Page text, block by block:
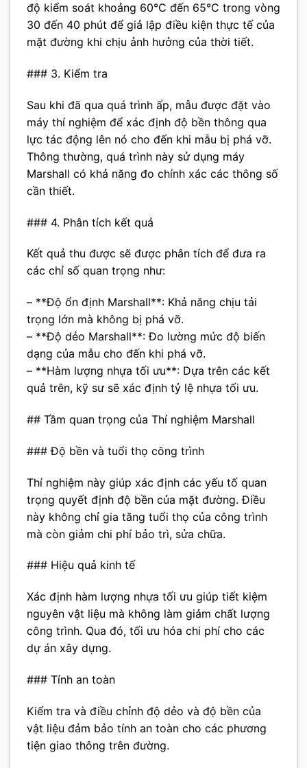
độ kiểm soát khoảng 60°C đến 65°C trong vòng
30 đến 40 phút để giả lập điều kiện thực tế của
mặt đường khi chịu ảnh hưởng của thời tiết.
### 3. Kiểm tra
Sau khi đã qua quá trình ấp, mẫu được đặt vào
máy thí nghiệm để xác định độ bền thông qua
lực tác động lên nó cho đến khi mẫu bị phá vỡ.
Thông thường, quá trình này sử dụng máy
Marshall có khả năng đo chính xác các thông số
cần thiết.
### 4. Phân tích kết quả
Kết quả thu được sẽ được phân tích để đưa ra
các chỉ số quan trọng như:
– **Độ ổn định Marshall**: Khả năng chịu tải
trọng lớn mà không bị phá vỡ.
– **Độ dẻo Marshall**: Đo lường mức độ biến
dạng của mẫu cho đến khi phá vỡ.
– **Hàm lượng nhựa tối ưu**: Dựa trên các kết
quả trên, kỹ sư sẽ xác định tỷ lệ nhựa tối ưu.
## Tầm quan trọng của Thí nghiệm Marshall
### Độ bền và tuổi thọ công trình
Thí nghiệm này giúp xác định các yếu tố quan
trọng quyết định độ bền của mặt đường. Điều
này không chỉ gia tăng tuổi thọ của công trình
mà còn giảm chi phí bảo trì, sửa chữa.
### Hiệu quả kinh tế
Xác định hàm lượng nhựa tối ưu giúp tiết kiệm
nguyên vật liệu mà không làm giảm chất lượng
công trình. Qua đó, tối ưu hóa chi phí cho các
dự án xây dựng.
### Tính an toàn
Kiểm tra và điều chỉnh độ dẻo và độ bền của
vật liệu đảm bảo tính an toàn cho các phương
tiện giao thông trên đường.